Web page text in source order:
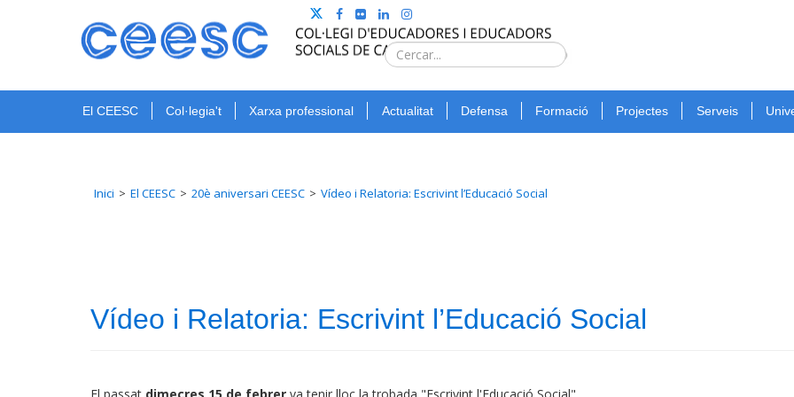
Type 2 or
for
results.
Cerca
El CEESC Col·legia't Xarxa professional Actualitat Defensa Formació Projectes Serveis
Inici El CEESC 20è aniversari CEESC Vídeo i Relatoria: Escrivint l’Educació Social
Vídeo i Relatoria: Escrivint l’Educació Social